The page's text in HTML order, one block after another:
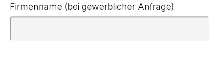
Firmenname (bei gewerblicher Anfrage)